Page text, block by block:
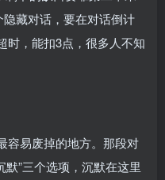
藏对话，要在对话倒计
时，能扣3点，很多人不知
容易废掉的地方。那段对
”三个选项，沉默在这里